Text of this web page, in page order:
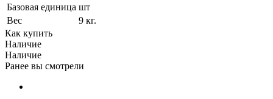
Базовая единица шт
Вес
9 кг.
Как купить
Наличие
Наличие
Ранее вы смотрели